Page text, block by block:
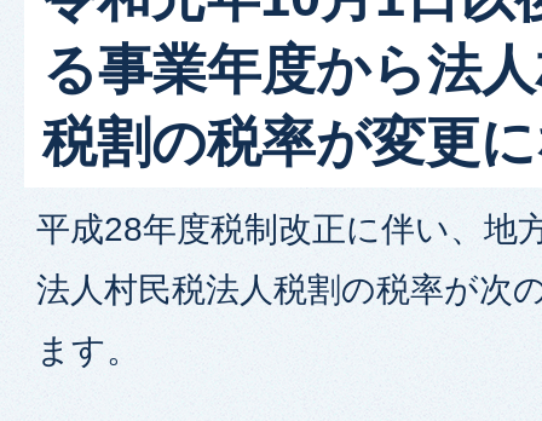
る事業年度から法
税割の税率が変更
平成28年度税制改正に伴い、地
法人村民税法人税割の税率が次
ます。